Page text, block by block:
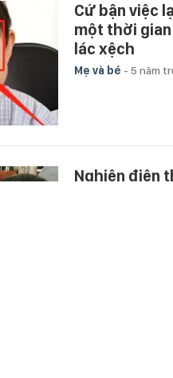
Cứ bận việc
một thời gian
lác xệch
Mẹ và bé - 5 năm
Nghiện điện